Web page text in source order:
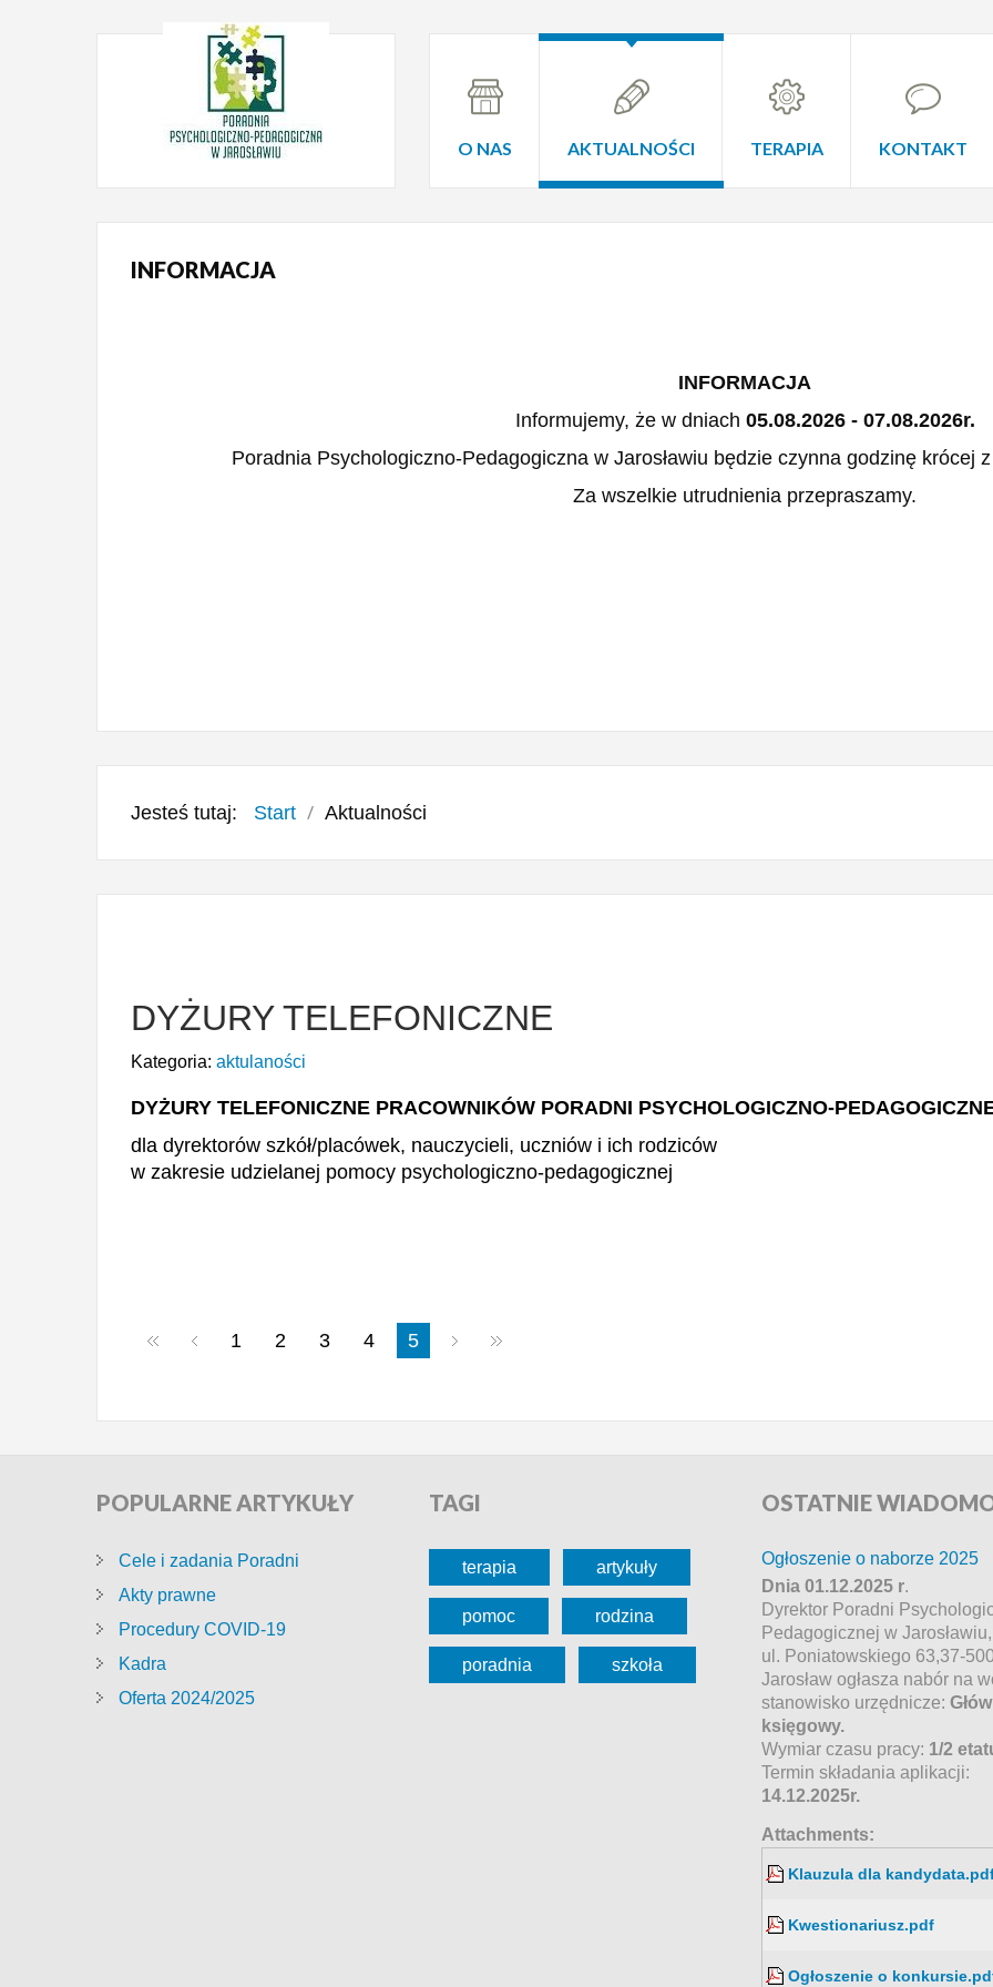
O NAS AKTUALNOŚCI TERAPIA KONTAKT
INFORMACJA
INFORMACJA
Informujemy, że w dniach 05.08.2026 - 07.08.2026r.
Poradnia Psychologiczno-Pedagogiczna w Jarosławiu będzie czynna godzinę krócej
Za wszelkie utrudnienia przepraszamy.
Jesteś tutaj: Start Aktualności
DYŻURY TELEFONICZNE
Kategoria: aktulaności
DYŻURY TELEFONICZNE PRACOWNIKÓW PORADNI PSYCHOLOGICZNO-
dla dyrektorów szkół/placówek, nauczycieli, uczniów i ich rodziców
w zakresie udzielanej pomocy psychologiczno-pedagogicznej
1 2 3 4 5
POPULARNEARTYKUŁY
Cele i zadania Poradni
Akty prawne
Procedury COVID-19
Kadra
Oferta 2024/2025
TAGI
terapia artykuły
pomoc rodzina
poradnia szkoła
OSTATNIE
Ogłoszenie o naborze 2025
Dnia 01.12.2025 r.
Dyrektor Poradni
Pedagogicznej w Jarosławiu,
ul. Poniatowskiego 63,37-
Jarosław ogłasza nabór na
stanowisko urzędnicze:
księgowy.
Wymiar czasu pracy: 1/2
Termin składania aplikacji:
14.12.2025r.
Attachments:
Klauzula dla
Kwestionariusz.pdf
Ogłoszenie o